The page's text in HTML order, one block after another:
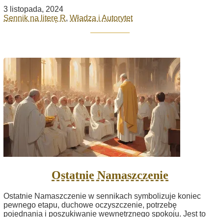
3 listopada, 2024
Sennik na literę R, Władza i Autorytet
Ostatnie Namaszczenie
Ostatnie Namaszczenie w sennikach symbolizuje koniec
pewnego etapu, duchowe oczyszczenie, potrzebę
pojednania i poszukiwanie wewnętrznego spokoju. Jest to